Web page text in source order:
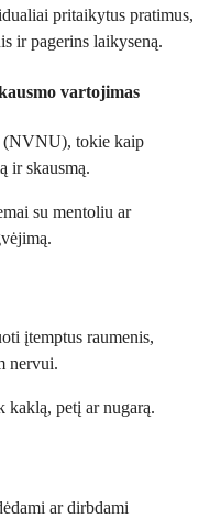
pritaikytus pratimus,
ir pagerins laikyseną.
vartojimas
(NVNU), tokie kaip
ir skausmą.
su mentoliu ar
įtemptus raumenis,
nervui.
kaklą, petį ar nugarą.
ar dirbdami